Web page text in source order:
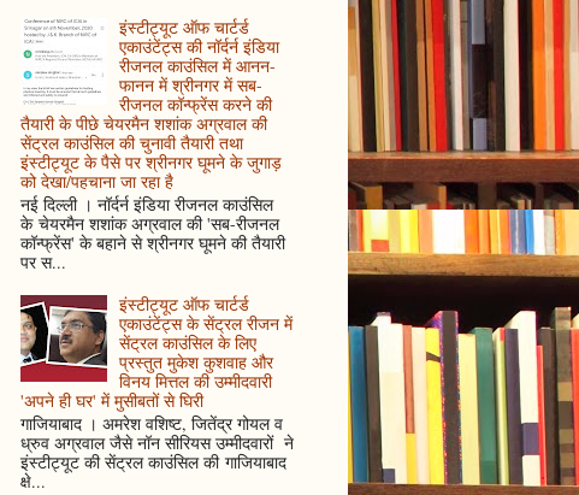
इंस्टीट्यूट ऑफ चार्टर्ड
एकाउंटेंट्स की नॉर्दर्न इंडिया
रीजनल काउंसिल में आनन-
फानन में श्रीनगर में सब-
रीजनल कॉन्फ्रेंस करने की
तैयारी के पीछे चेयरमैन शशांक अग्रवाल की
सेंट्रल काउंसिल की चुनावी तैयारी तथा
इंस्टीट्यूट के पैसे पर श्रीनगर घूमने के जुगाड़
को देखा/पहचाना जा रहा है
नई दिल्ली । नॉर्दर्न इंडिया रीजनल काउंसिल
के चेयरमैन शशांक अग्रवाल की 'सब-रीजनल
कॉन्फ्रेंस' के बहाने से श्रीनगर घूमने की तैयारी
पर स...
इंस्टीट्यूट ऑफ चार्टर्ड
एकाउंटेंट्स के सेंट्रल रीजन में
सेंट्रल काउंसिल के लिए
प्रस्तुत मुकेश कुशवाह और
विनय मित्तल की उम्मीदवारी
'अपने ही घर' में मुसीबतों से घिरी
गाजियाबाद । अमरेश वशिष्ट, जितेंद्र गोयल व
ध्रुव अग्रवाल जैसे नॉन सीरियस उम्मीदवारों ने
इंस्टीट्यूट की सेंट्रल काउंसिल की गाजियाबाद
क्षे...